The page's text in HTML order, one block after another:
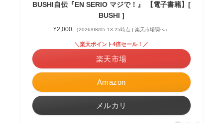
BUSHI自伝『EN SERIO マジで！』 【電子書籍】[
BUSHI ]
¥2,000 （2026/08/05 13:25時点 | 楽天市場調べ）
Amazon
＼楽天ポイント4倍セール！／
楽天市場
メルカリ